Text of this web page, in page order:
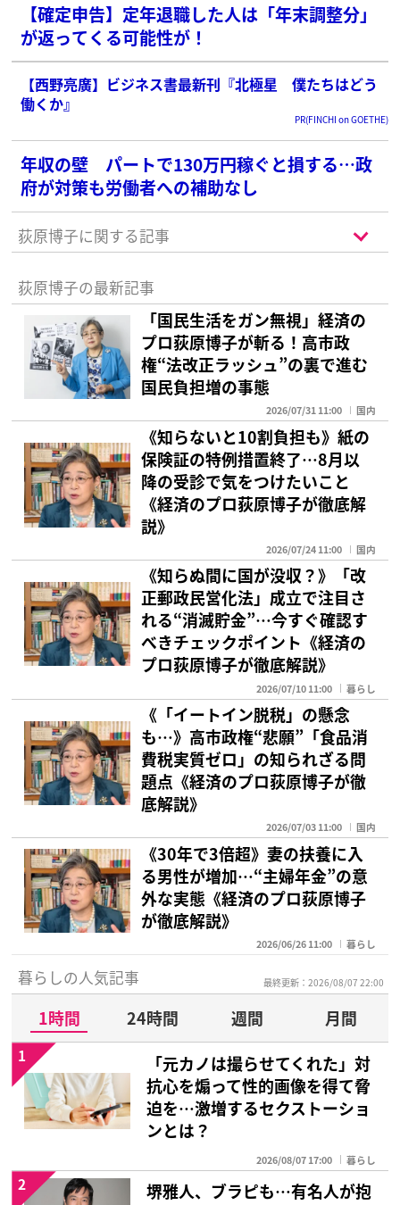
【確定申告】定年退職した人は「年末調整分」
が返ってくる可能性が！
【西野亮廣】ビジネス書最新刊『北極星 僕たちはどう
働くか』
PR(FINCHI on GOETHE)
年収の壁 パートで130万円稼ぐと損する…政
府が対策も労働者への補助なし
荻原博子に関する記事
荻原博子の最新記事
「国民生活をガン無視」経済の
プロ荻原博子が斬る！高市政
権“法改正ラッシュ”の裏で進む
国民負担増の事態
2026/07/31 11:00 国内
《知らないと10割負担も》紙の
保険証の特例措置終了…8月以
降の受診で気をつけたいこと
《経済のプロ荻原博子が徹底解
説》
2026/07/24 11:00 国内
《知らぬ間に国が没収？》「改
正郵政民営化法」成立で注目さ
れる“消滅貯金”…今すぐ確認す
べきチェックポイント《経済の
プロ荻原博子が徹底解説》
2026/07/10 11:00 暮らし
《「イートイン脱税」の懸念
も…》高市政権“悲願”「食品消
費税実質ゼロ」の知られざる問
題点《経済のプロ荻原博子が徹
底解説》
2026/07/03 11:00 国内
《30年で3倍超》妻の扶養に入
る男性が増加…“主婦年金”の意
外な実態《経済のプロ荻原博子
が徹底解説》
2026/06/26 11:00 暮らし
暮らしの人気記事 最終更新：2026/08/07 22:00
1時間 24時間 週間
月間
「元カノは撮らせてくれた」対
抗心を煽って性的画像を得て脅
迫を…激増するセクストーショ
ンとは？
2026/08/07 17:00 暮らし
1
堺雅人、ブラピも…有名人が抱
2